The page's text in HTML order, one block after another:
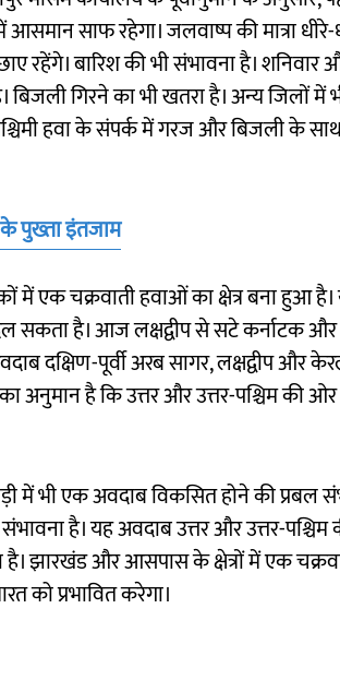
साफ ​​रहेगा। जलवाष्प की मात्रा
रहेंगे। बारिश की भी संभावना है। शनिवार
गिरने का भी खतरा है। अन्य जिलों में
हवा के संपर्क में गरज और बिजली के
के पुख्ता इंतजाम
में एक चक्रवाती हवाओं का क्षेत्र बना हुआ
सकता है। आज लक्षद्वीप से सटे कर्नाटक
दक्षिण-पूर्वी अरब सागर, लक्षद्वीप और
अनुमान है कि उत्तर और उत्तर-पश्चिम की
में भी एक अवदाब विकसित होने की प्रबल
है। यह अवदाब उत्तर और उत्तर-
झारखंड और आसपास के क्षेत्रों में एक
को प्रभावित करेगा।